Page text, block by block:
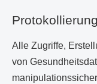
Alle Zugriffe,
von